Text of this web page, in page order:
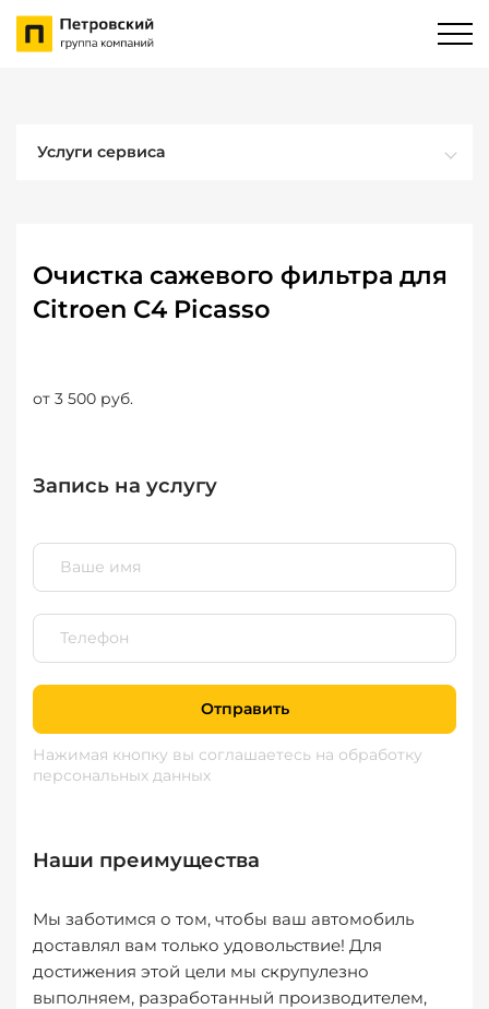
Услуги сервиса
Очистка сажевого фильтра для
Citroen C4 Picasso
от 3 500 руб.
Запись на услугу
Отправить
Нажимая кнопку вы соглашаетесь на обработку
персональных данных
Наши преимущества
Мы заботимся о том, чтобы ваш автомобиль
доставлял вам только удовольствие! Для
достижения этой цели мы скрупулезно
выполняем, разработанный производителем,